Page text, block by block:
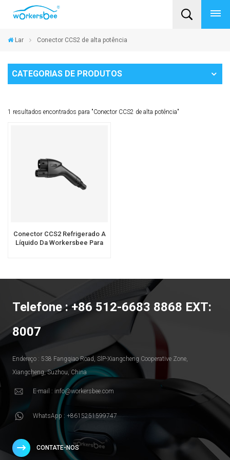
Lar Conector CCS2 de alta potência
CATEGORIAS DE PRODUTOS
1 resultados encontrados para "Conector CCS2 de alta potência"
Conector CCS2 Refrigerado A
Líquido Da Workersbee Para
Telefone : +86 512-6683 8868 EXT:
8007
Endereço : 538 Fangqiao Road, SlP-Xiangcheng Cooperative Zone,
Xiangcheng, Suzhou, China
E-mail : info@workersbee.com
WhatsApp : +8615251599747
CONTATE-NOS